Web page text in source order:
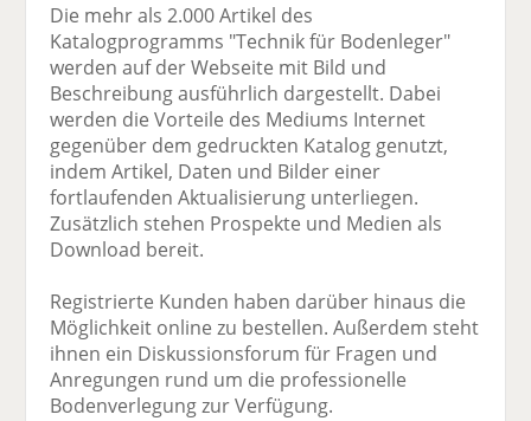
Die mehr als 2.000 Artikel des
Katalogprogramms "Technik für Bodenleger"
werden auf der Webseite mit Bild und
Beschreibung ausführlich dargestellt. Dabei
werden die Vorteile des Mediums Internet
gegenüber dem gedruckten Katalog genutzt,
indem Artikel, Daten und Bilder einer
fortlaufenden Aktualisierung unterliegen.
Zusätzlich stehen Prospekte und Medien als
Download bereit.
Registrierte Kunden haben darüber hinaus die
Möglichkeit online zu bestellen. Außerdem steht
ihnen ein Diskussionsforum für Fragen und
Anregungen rund um die professionelle
Bodenverlegung zur Verfügung.